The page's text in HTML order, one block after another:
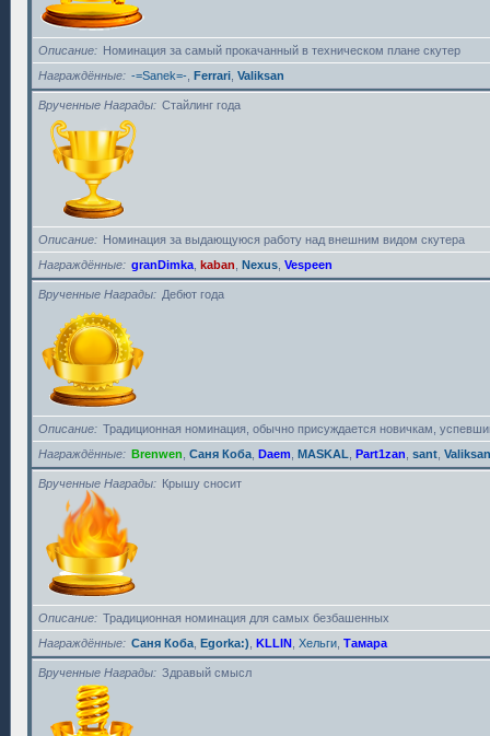
Описание
Номинация за самый прокачанный в техническом плане скутер
Награждённые
-=Sanek=- Ferrari Valiksan
Врученные Награды Стайлинг года
Описание
Номинация за выдающуюся работу над внешним видом скутера
Награждённые
granDimka kaban Nexus Vespeen
Врученные Награды Дебют года
Описание
Традиционная номинация, обычно присуждается новичкам,
Награждённые
Brenwen Саня Коба Daem MASKAL Part1zan sant Valiksan
Врученные Награды Крышу сносит
Описание
Традиционная номинация для самых безбашенных
Награждённые
Саня Коба Egorka:) KLLIN Хельги Тамара
Врученные Награды Здравый смысл